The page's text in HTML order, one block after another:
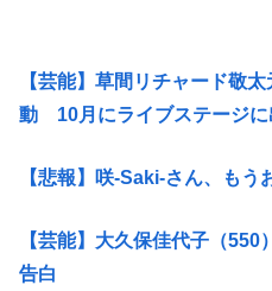
【芸能】草間リチャード敬
動 10月にライブステージに
【悲報】咲-Saki-さん、もう
【芸能】大久保佳代子（
告白